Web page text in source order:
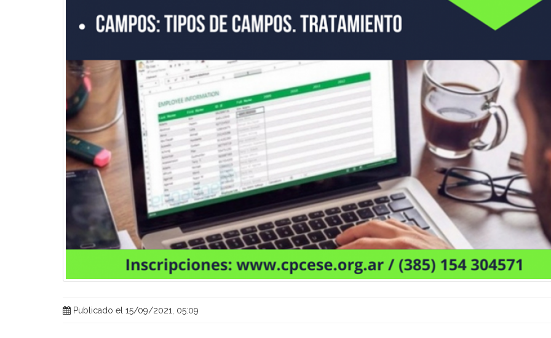
Publicado el 15/09/2021, 05:09